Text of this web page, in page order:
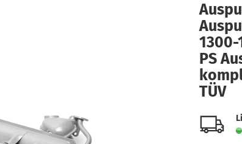
Konto erstellen
Passwort vergessen?
PS
TÜV